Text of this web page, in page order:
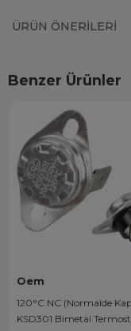
ÜRÜN ÖNERILERI
Benzer Ürünler
Oem
120°C NC (Normalde
KSD301 Bimetal